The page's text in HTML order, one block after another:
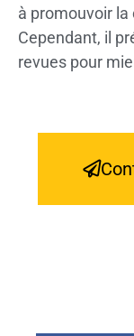
à promouvoir la
Cependant, il
revues pour